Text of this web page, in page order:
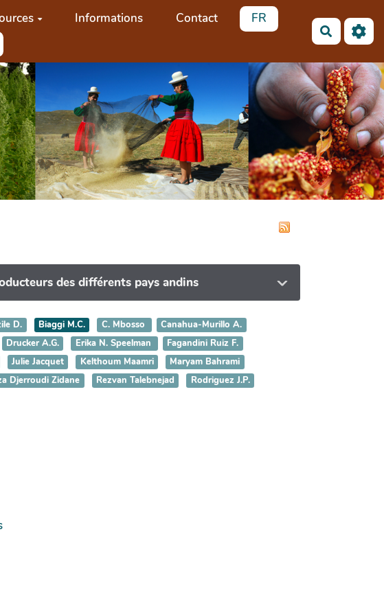
Informations Contact
FR
des différents pays andins
D. Biaggi M.C. C. Mbosso
Canahua-Murillo A.
Drucker A.G. Erika N. Speelman
Fagandini Ruiz F.
Julie Jacquet Kelthoum Maamri
Maryam Bahrami
Djerroudi Zidane Rezvan Talebnejad
Rodriguez J.P.